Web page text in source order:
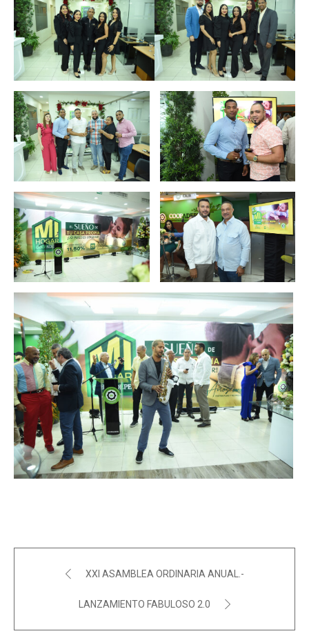
XXI ASAMBLEA ORDINARIA ANUAL.-
LANZAMIENTO FABULOSO 2.0